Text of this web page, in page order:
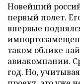
Новейший
первый полет.
впервые
таком облике
авиакомпании.
год. Но,